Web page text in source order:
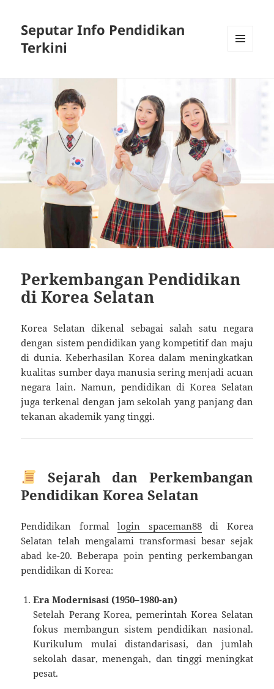
Seputar Info Pendidikan
Terkini
WIDGETS
Perkembangan Pendidikan
di Korea Selatan
Korea Selatan dikenal sebagai salah satu negara
dengan sistem pendidikan yang kompetitif dan maju
di dunia. Keberhasilan Korea dalam meningkatkan
kualitas sumber daya manusia sering menjadi acuan
negara lain. Namun, pendidikan di Korea Selatan
juga terkenal dengan jam sekolah yang panjang dan
tekanan akademik yang tinggi.
Sejarah dan Perkembangan
Pendidikan Korea Selatan
Pendidikan formallogin spaceman88di Korea
Selatan telah mengalami transformasi besar sejak
abad ke-20. Beberapa poin penting perkembangan
pendidikan di Korea:
Era Modernisasi (1950–1980-an)
Setelah Perang Korea, pemerintah Korea Selatan
fokus membangun sistem pendidikan nasional.
Kurikulum mulai distandarisasi, dan jumlah
sekolah dasar, menengah, dan tinggi meningkat
pesat.